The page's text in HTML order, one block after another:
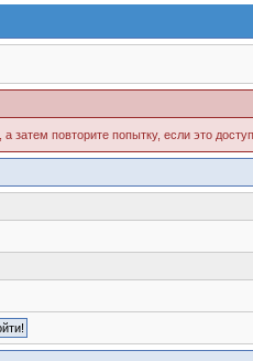
повторите попытку, если это